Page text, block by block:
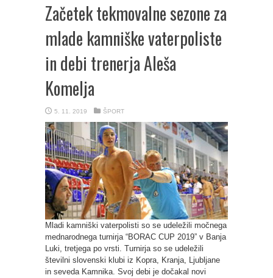
Začetek tekmovalne sezone za
mlade kamniške vaterpoliste
in debi trenerja Aleša
Komelja
5. 11. 2019 ŠPORT
Mladi kamniški vaterpolisti so se udeležili močnega
mednarodnega turnirja “BORAC CUP 2019” v Banja
Luki, tretjega po vrsti. Turnirja so se udeležili
številni slovenski klubi iz Kopra, Kranja, Ljubljane
in seveda Kamnika. Svoj debi je dočakal novi